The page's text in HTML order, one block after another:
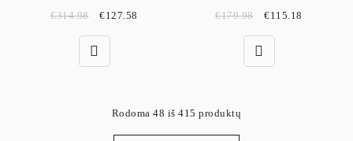
€314.98 €127.58
€179.98 €115.18
Rodoma 48 iš 415 produktų